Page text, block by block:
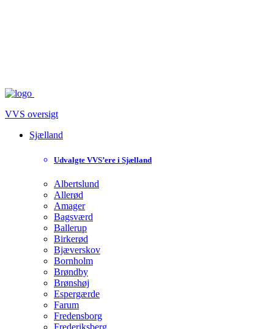
VVS oversigt
Sjælland
Udvalgte VVS’ere i Sjælland
Albertslund
Allerød
Amager
Bagsværd
Ballerup
Birkerød
Bjæverskov
Bornholm
Brøndby
Brønshøj
Espergærde
Farum
Fredensborg